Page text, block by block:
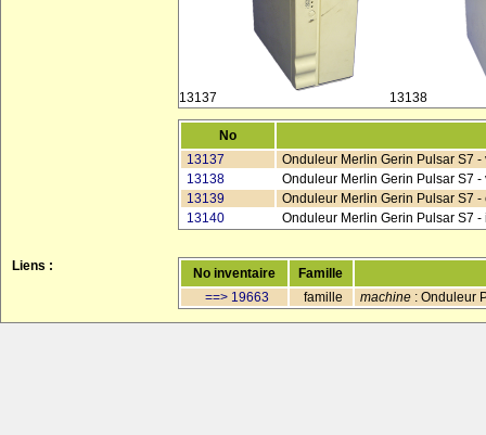
13137 13138
No
13137
Onduleur Merlin Gerin Pulsar S7
13138
Onduleur Merlin Gerin Pulsar S7 -
13139
Onduleur Merlin Gerin Pulsar S7
13140
Onduleur Merlin Gerin Pulsar S7
Liens : No inventaire
Famille
==> 19663
famille machine : Onduleur